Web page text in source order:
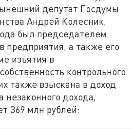
депутат Госдумы
Андрей Колесник,
был председателем
предприятия, а также его
изъятия в
контрольного
также взыскана в доход
незаконного дохода,
369 млн рублей: